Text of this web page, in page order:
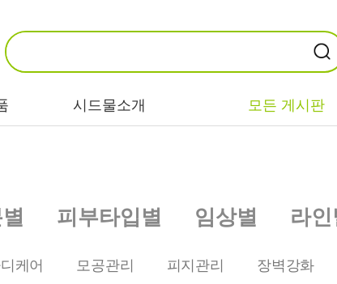
시드물소개 모든 게시판
/클렌징
크/팩/필링
트러블/시카
민감/건조/속당
EGF/FGF/IGF
콜라겐
피부타입별 임상별 라인
케어 모공관리 피지관리 장벽강화